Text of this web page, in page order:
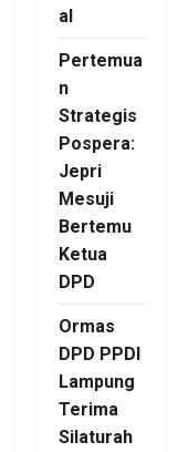
al
Pertemua
n
Strategis
Pospera:
Jepri
Mesuji
Bertemu
Ketua
DPD
Ormas
DPD PPDI
Lampung
Terima
Silaturah